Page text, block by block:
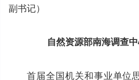
副书记）
自然资源部南海调查
首届全国机关和事业单位